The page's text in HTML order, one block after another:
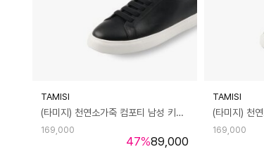
TAMISI
(타미지) 천연소가죽 컴포티 남성 키높이 스니커즈 TM25101L
47%
169,000
89,000
TAMISI
169,000